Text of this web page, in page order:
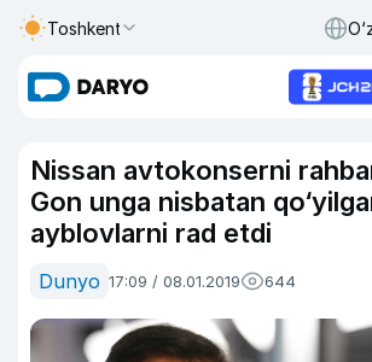
Toshkent
Nissan avtokonserni
Gon unga nisbatan
ayblovlarni rad etdi
Dunyo 17:09 / 08.01.2019 644